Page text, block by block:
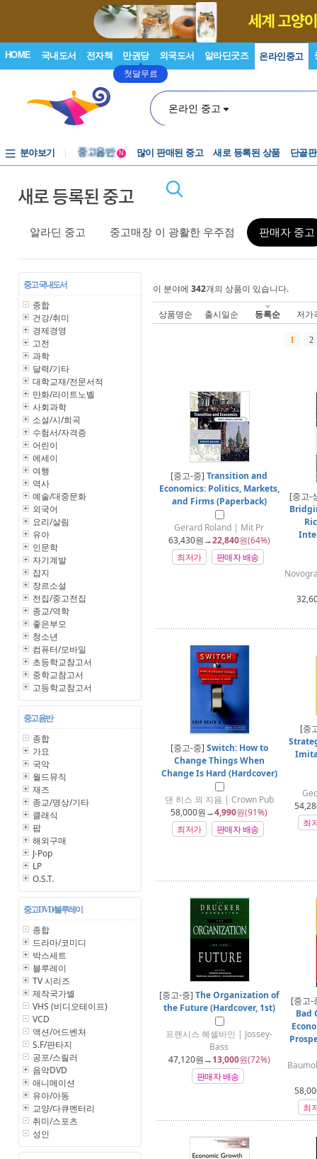
HOME 국내도서 전자책 만권당
첫달무료
외국도서 알라딘굿즈 온라인중고
온라인 중고
분야보기
중고음반
중고음반
N 많이 판매된 중고 새로 등록된 상품 단골
새로 등록된 중고
알라딘 중고 중고매장 이 광활한 우주점 판매자 중고
중고 국내도서
종합
건강/취미
경제경영
고전
과학
달력/기타
대학교재/전문서적
만화/라이트노벨
사회과학
소설/시/희곡
수험서/자격증
어린이
에세이
여행
역사
예술/대중문화
외국어
요리/살림
유아
인문학
자기계발
잡지
장르소설
전집/중고전집
종교/역학
좋은부모
청소년
컴퓨터/모바일
초등학교참고서
중학교참고서
고등학교참고서
중고 음반
종합
가요
국악
월드뮤직
재즈
종교/명상/기타
클래식
팝
해외구매
J-Pop
LP
O.S.T.
중고 DVD/블루레이
종합
드라마/코미디
박스세트
블루레이
TV 시리즈
제작국가별
VHS (비디오테이프)
VCD
액션/어드벤처
S.F/판타지
공포/스릴러
음악DVD
애니메이션
유아/아동
교양/다큐멘터리
취미/스포츠
성인
이 분야에 342개의 상품이 있습니다.
상품명순 출시일순 등록순 저가
1 2
[중고-중]Transition and
Economics: Politics, Markets,
and Firms (Paperback)
Gerard Roland | Mit Pr
63,430원→22,840원(64%)
최저가
판매자 배송
[중고-
[중고-중] Switch: How to
Change Things When
Change Is Hard (Hardcover)
댄 히스 외 지음 | Crown Pub
58,000원→4,990원(91%)
최저가
판매자 배송
[중
최
[중고-중] The Organization of
the Future (Hardcover, 1st)
프랜시스 헤셀바인 | Jossey-
Bass
47,120원→13,000원(72%)
판매자 배송
[중고
Bad
최